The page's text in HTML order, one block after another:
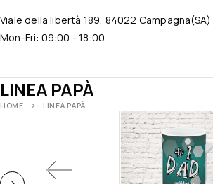
Viale della libertà 189, 84022 Campagna(SA)
Mon-Fri: 09:00 - 18:00
LINEA PAPÀ
HOME LINEA PAPÀ